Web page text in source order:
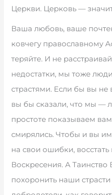
Церкви. Церковь —
Ваша любовь, ваше
ковчегу православному
теряйте. И не
недостатки, мы тоже
страстями. Если бы вы
вы бы сказали, что мы —
простоте показываем
смирялись. Чтобы и вы
на свои ошибки,
Воскресения. А Таинство
похоронить наши страсти